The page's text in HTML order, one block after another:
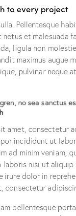
to every project
Pellentesque
et malesuada
ligula non
maximus augue
pulvinar neque
no sea sanctus
amet, consectetur
incididunt ut
ad minim veniam,
nisi ut aliquip
irure dolor in
consectetur
pellentesque